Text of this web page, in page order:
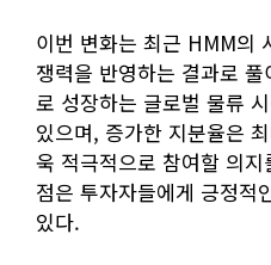
이번 변화는 최근 HMM의
쟁력을 반영하는 결과로
로 성장하는 글로벌 물류
있으며, 증가한 지분율은
욱 적극적으로 참여할 의
점은 투자자들에게 긍정적
있다.